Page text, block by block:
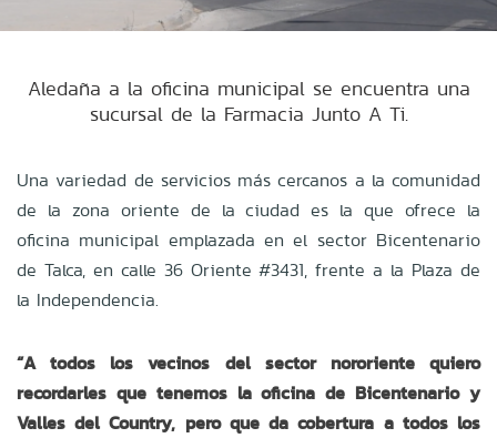
Aledaña a la oficina municipal se encuentra una
sucursal de la Farmacia Junto A Ti.
Una variedad de servicios más cercanos a la comunidad
de la zona oriente de la ciudad es la que ofrece la
oficina municipal emplazada en el sector Bicentenario
de Talca, en calle 36 Oriente #3431, frente a la Plaza de
la Independencia.
“A todos los vecinos del sector nororiente quiero
recordarles que tenemos la oficina de Bicentenario y
Valles del Country, pero que da cobertura a todos los